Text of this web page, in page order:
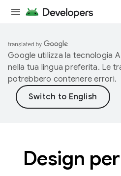
Google utilizza la tecnologia
nella tua lingua preferita. Le
potrebbero contenere errori.
Design